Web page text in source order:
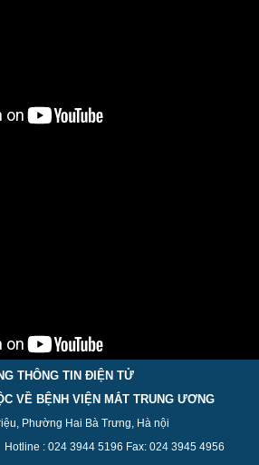
THÔNG TIN ĐIỆN TỬ
VỀ BỆNH VIỆN MẮT TRUNG ƯƠNG
Phường Hai Bà Trưng, Hà nội
Hotline : 024 3944 5196 Fax: 024 3945 4956